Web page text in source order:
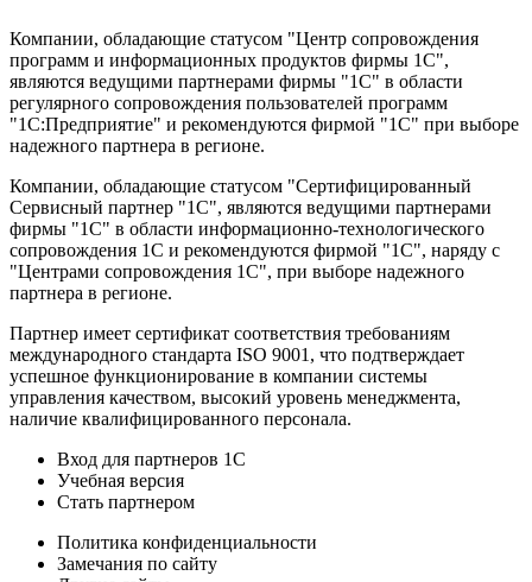
Компании, обладающие статусом "Центр сопровождения
программ и информационных продуктов фирмы 1С",
являются ведущими партнерами фирмы "1С" в области
регулярного сопровождения пользователей программ
"1С:Предприятие" и рекомендуются фирмой "1С" при выборе
надежного партнера в регионе.
Компании, обладающие статусом "Сертифицированный
Сервисный партнер "1С", являются ведущими партнерами
фирмы "1С" в области информационно-технологического
сопровождения 1C и рекомендуются фирмой "1С", наряду с
"Центрами сопровождения 1С", при выборе надежного
партнера в регионе.
Партнер имеет сертификат соответствия требованиям
международного стандарта ISO 9001, что подтверждает
успешное функционирование в компании системы
управления качеством, высокий уровень менеджмента,
наличие квалифицированного персонала.
Вход для партнеров 1С
Учебная версия
Стать партнером
Политика конфиденциальности
Замечания по сайту